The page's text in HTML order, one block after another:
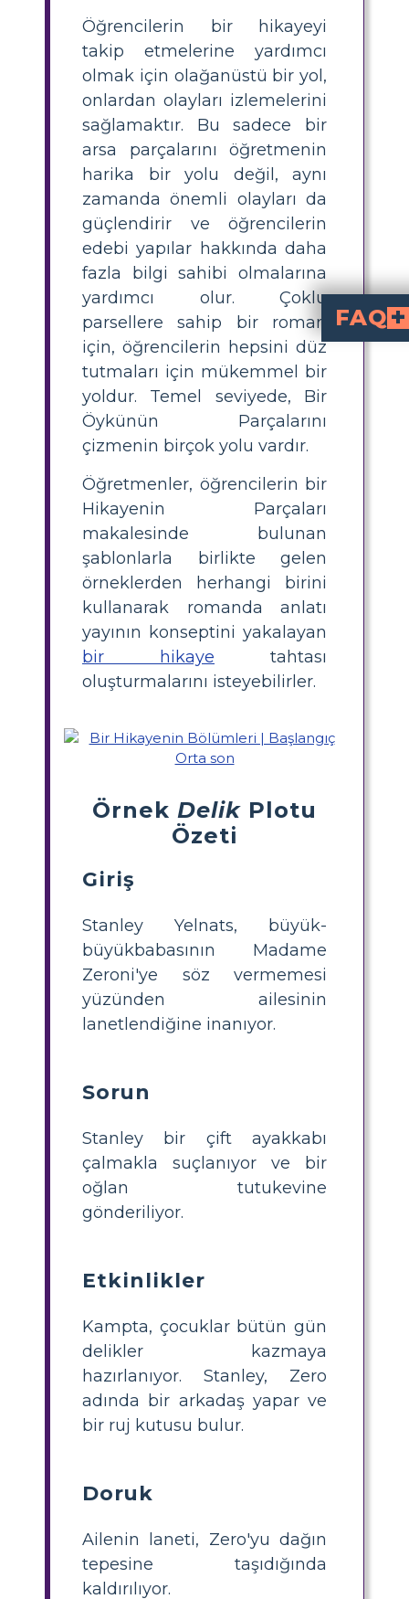
Öğrencilerin bir hikayeyi
takip etmelerine yardımcı
olmak için olağanüstü bir yol,
onlardan olayları izlemelerini
sağlamaktır. Bu sadece bir
arsa parçalarını öğretmenin
harika bir yolu değil, aynı
zamanda önemli olayları da
güçlendirir ve öğrencilerin
edebi yapılar hakkında daha
fazla bilgi sahibi olmalarına
yardımcı olur. Çoklu
parsellere sahip bir roman
için, öğrencilerin hepsini düz
tutmaları için mükemmel bir
yoldur. Temel seviyede, Bir
Öykünün Parçalarını
çizmenin birçok yolu vardır.
Öğretmenler, öğrencilerin bir
Hikayenin Parçaları
makalesinde bulunan
şablonlarla birlikte gelen
örneklerden herhangi birini
kullanarak romanda anlatı
yayının konseptini yakalayan
bir hikaye tahtası
oluşturmalarını isteyebilirler.
Örnek Delik Plotu
Özeti
Giriş
Stanley Yelnats, büyük-
büyükbabasının Madame
Zeroni'ye söz vermemesi
yüzünden ailesinin
lanetlendiğine inanıyor.
Sorun
Stanley bir çift ayakkabı
çalmakla suçlanıyor ve bir
oğlan tutukevine
gönderiliyor.
Etkinlikler
Kampta, çocuklar bütün gün
delikler kazmaya
hazırlanıyor. Stanley, Zero
adında bir arkadaş yapar ve
bir ruj kutusu bulur.
Doruk
Ailenin laneti, Zero'yu dağın
tepesine taşıdığında
kaldırılıyor.
FAQ